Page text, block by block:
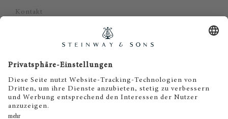
Kontakt
Impressum
Haftungsausschluss